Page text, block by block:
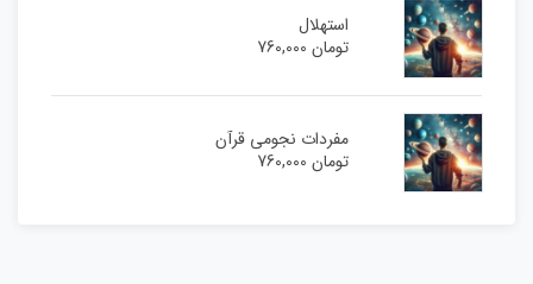
استهلال
تومان760,000
مفردات نجومی قرآن
تومان760,000